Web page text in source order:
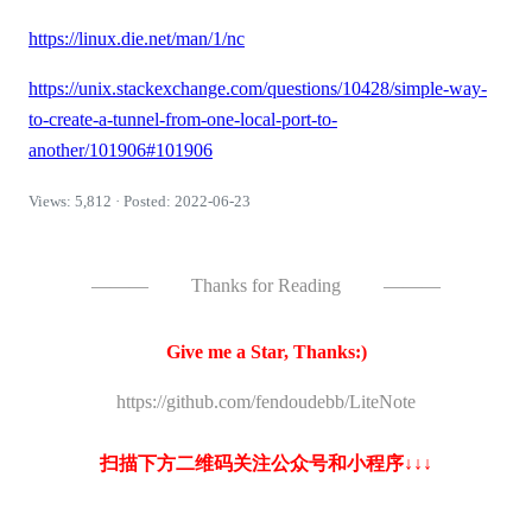
https://linux.die.net/man/1/nc
https://unix.stackexchange.com/questions/10428/simple-way-
to-create-a-tunnel-from-one-local-port-to-
another/101906#101906
Views: 5,812 · Posted: 2022-06-23
——— Thanks for Reading ———
Give me a Star, Thanks:)
https://github.com/fendoudebb/LiteNote
扫描下方二维码关注公众号和小程序↓↓↓